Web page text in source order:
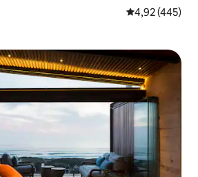
Gemiddelde
4,92 (445)